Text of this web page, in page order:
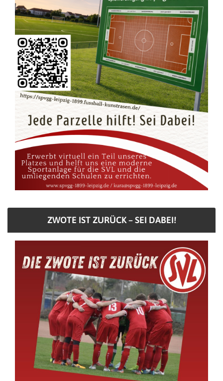
ZWOTE IST ZURÜCK – SEI DABEI!